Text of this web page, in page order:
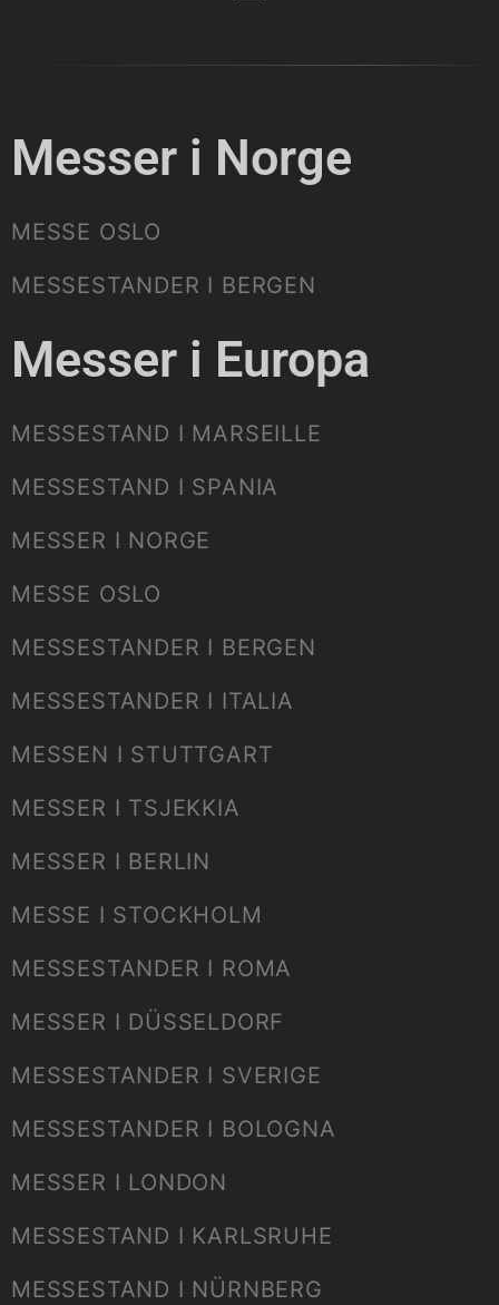
Messer i Norge
MESSE OSLO
MESSESTANDER I BERGEN
Messer i Europa
MESSESTAND I MARSEILLE
MESSESTAND I SPANIA
MESSER I NORGE
MESSE OSLO
MESSESTANDER I BERGEN
MESSESTANDER I ITALIA
MESSEN I STUTTGART
MESSER I TSJEKKIA
MESSER I BERLIN
MESSE I STOCKHOLM
MESSESTANDER I ROMA
MESSER I DÜSSELDORF
MESSESTANDER I SVERIGE
MESSESTANDER I BOLOGNA
MESSER I LONDON
MESSESTAND I KARLSRUHE
MESSESTAND I NÜRNBERG